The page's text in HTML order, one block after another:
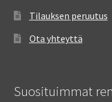
Tilauksen peruutus
Ota yhteyttä
Suosituimmat